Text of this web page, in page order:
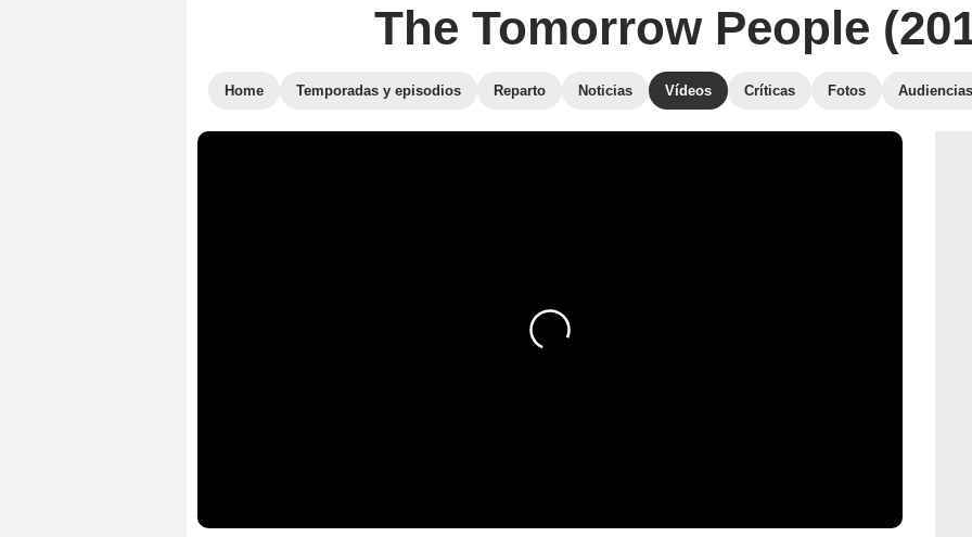
The Tomorrow People
Home Temporadas y episodios Reparto Noticias Vídeos Críticas Fotos Audiencias